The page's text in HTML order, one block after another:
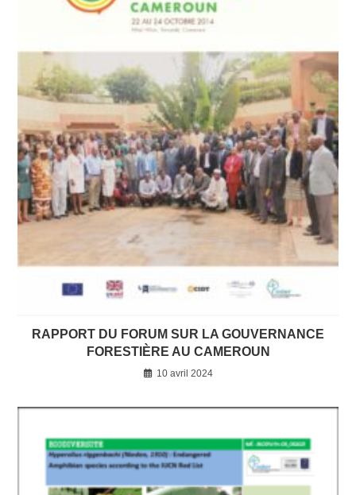
RAPPORT DU FORUM SUR LA GOUVERNANCE
FORESTIÈRE AU CAMEROUN
10 avril 2024